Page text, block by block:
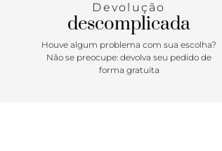
Devolução
descomplicada
Houve algum problema com sua escolha?
Não se preocupe: devolva seu pedido de
forma gratuita